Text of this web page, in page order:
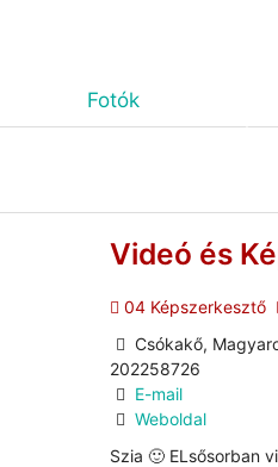
Fotók
Videó és
04 Képszerkesztő
Csókakő,
202258726
E-mail
Weboldal
Szia 🙂 ELsősorban